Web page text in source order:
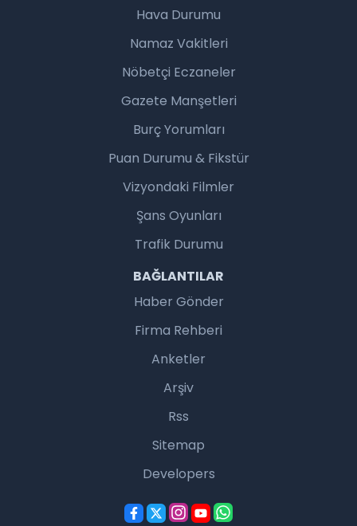
Hava Durumu
Namaz Vakitleri
Nöbetçi Eczaneler
Gazete Manşetleri
Burç Yorumları
Puan Durumu & Fikstür
Vizyondaki Filmler
Şans Oyunları
Trafik Durumu
BAĞLANTILAR
Haber Gönder
Firma Rehberi
Anketler
Arşiv
Rss
Sitemap
Developers